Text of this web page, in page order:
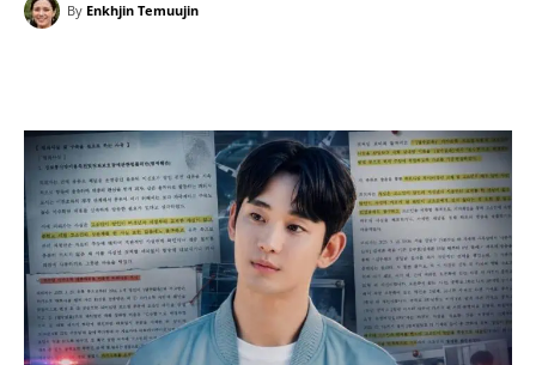
By Enkhjin Temuujin